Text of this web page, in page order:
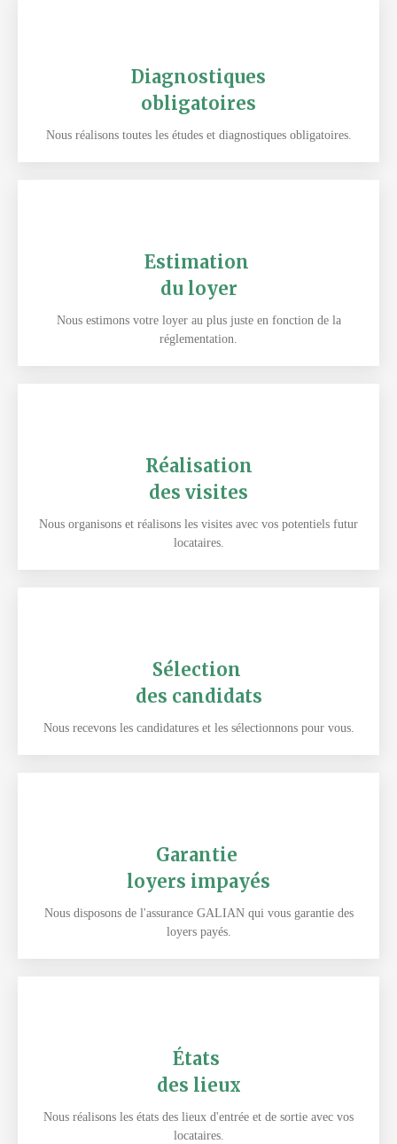
Diagnostiques
obligatoires
Nous réalisons toutes les études et diagnostiques obligatoires.
Estimation
du loyer
Nous estimons votre loyer au plus juste en fonction de la
réglementation.
Réalisation
des visites
Nous organisons et réalisons les visites avec vos potentiels futur
locataires.
Sélection
des candidats
Nous recevons les candidatures et les sélectionnons pour vous.
Garantie
loyers impayés
Nous disposons de l'assurance GALIAN qui vous garantie des
loyers payés.
États
des lieux
Nous réalisons les états des lieux d'entrée et de sortie avec vos
locataires.